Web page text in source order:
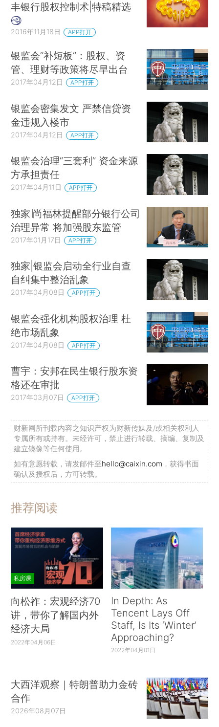
丰银行股权控制术|特稿精选
2016年11月18日 APP打开
银监会“补短板”：股权、资
管、理财等政策将尽早出台
2017年04月12日 APP打开
银监会密集发文 严禁信贷资
金违规入楼市
2017年04月12日 APP打开
银监会治理“三套利” 资金来源
方承担责任
2017年04月11日 APP打开
独家∣尚福林提醒部分银行公司
治理异常 将加强股东监管
2017年01月17日 APP打开
独家|银监会启动全行业自查
自纠集中整治乱象
2017年04月08日 APP打开
银监会强化机构股权治理 杜
绝市场乱象
2017年04月08日 APP打开
曹宇：安邦在民生银行股东资
格还在审批
2017年03月07日 APP打开
财新网所刊载内容之知识产权为财新传媒及/或相关权利人
专属所有或持有。未经许可，禁止进行转载、摘编、复制及
建立镜像等任何使用。
如有意愿转载，请发邮件至hello@caixin.com ，获得书面
确认及授权后，方可转载。
推荐阅读
私房课
向松祚：宏观经济70
讲，带你了解国内外
经济大局
2022年04月06日
In Depth: As
Tencent Lays Off
Staff, Is Its ‘Winter’
Approaching?
2022年04月01日
大西洋观察｜特朗普助力金砖
合作
2026年08月07日